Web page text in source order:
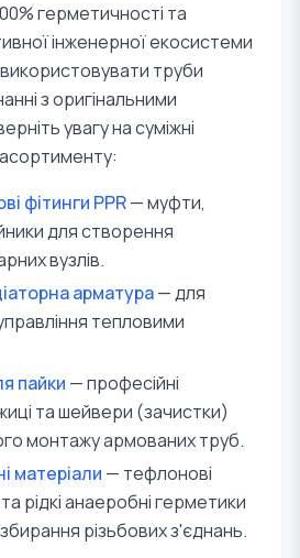
герметичності та
інженерної екосистеми
труби
з оригінальними
увагу на суміжні
фітинги PPR— муфти,
для створення
вузлів.
арматура— для
тепловими
пайки — професійні
та шейвери (зачистки)
монтажу армованих труб.
матеріали — тефлонові
рідкі анаеробні герметики
різьбових з'єднань.